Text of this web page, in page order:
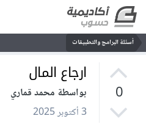
أسئلة البرامج والتطبيقات
0
ارجاع المال
بواسطة محمد قماري
3 أكتوبر 2025